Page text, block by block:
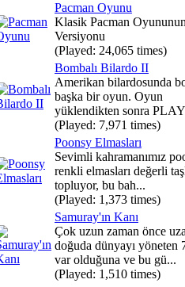
Pacman Oyunu
Klasik Pacman
Versiyonu
(Played: 24,065 times)
Bombalı Bilardo II
Amerikan bilardosunda
başka bir oyun. Oyun
yüklendikten sonra
(Played: 7,971 times)
Poonsy Elmasları
Sevimli kahramanımız
renkli elmasları değerli
topluyor, bu bah...
(Played: 1,373 times)
Samuray'ın Kanı
Çok uzun zaman önce
doğuda dünyayı yöneten
var olduğuna ve bu gü...
(Played: 1,510 times)